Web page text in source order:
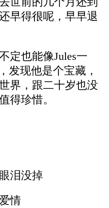
早得很呢，早早退
定也能像Jules一
发现他是个宝藏，
界，跟二十岁也没
得珍惜。
泪没掉
情